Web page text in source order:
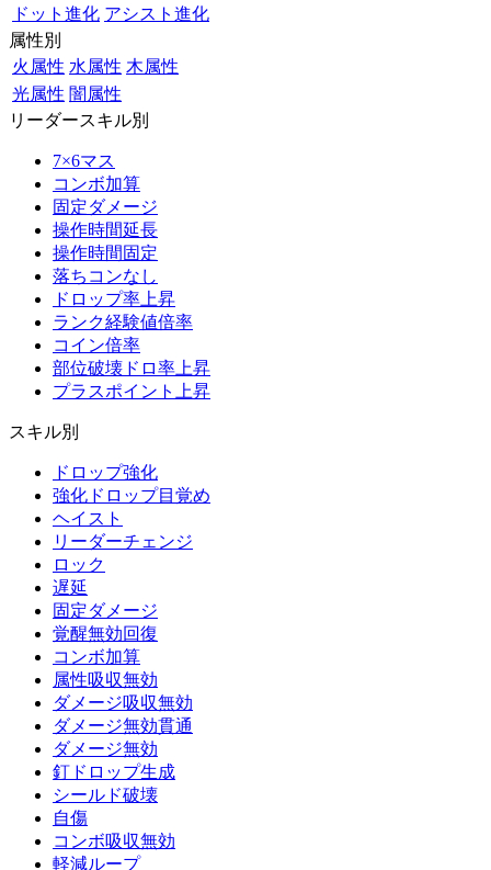
ドット進化 アシスト進化
属性別
火属性 水属性 木属性
光属性 闇属性
リーダースキル別
7×6マス
コンボ加算
固定ダメージ
操作時間延長
操作時間固定
落ちコンなし
ドロップ率上昇
ランク経験値倍率
コイン倍率
部位破壊ドロ率上昇
プラスポイント上昇
スキル別
ドロップ強化
強化ドロップ目覚め
ヘイスト
リーダーチェンジ
ロック
遅延
固定ダメージ
覚醒無効回復
コンボ加算
属性吸収無効
ダメージ吸収無効
ダメージ無効貫通
ダメージ無効
釘ドロップ生成
シールド破壊
自傷
コンボ吸収無効
軽減ループ